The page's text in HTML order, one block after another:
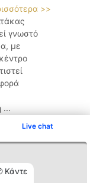
Live chat
Κάντε
>>
γνωστό
με
...